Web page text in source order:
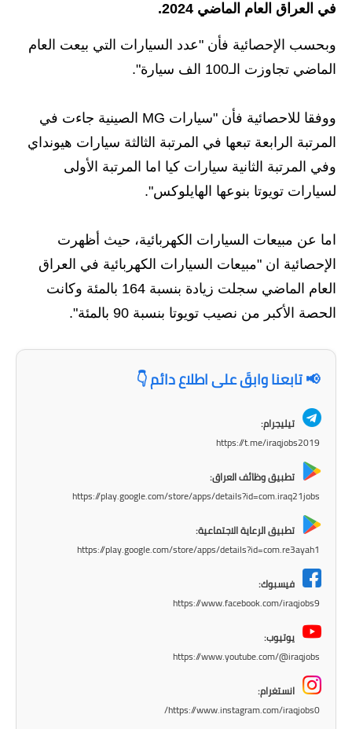
الاخبار الامنية
الاخبار الاقتصادية
المدارس
اخبار وقرارات وزارة التربية
نتائج الامتحانات
المرحلة الابتدائية
المرحلة المتوسطة
المرحلة الاعدادية
المرحلة الابتدائية
المرحلة المتوسطة
في العراق العام الماضي 2024.
وبحسب الإحصائية فأن "عدد السيارات التي بيعت العام
الماضي تجاوزت الـ100 الف سيارة".
ووفقا للاحصائية فأن "سيارات MG الصينية جاءت في
المرتبة الرابعة تبعها في المرتبة الثالثة سيارات هيونداي
وفي المرتبة الثانية سيارات كيا اما المرتبة الأولى
لسيارات تويوتا بنوعها الهايلوكس".
اما عن مبيعات السيارات الكهربائية، حيث أظهرت
الإحصائية ان "مبيعات السيارات الكهربائية في العراق
العام الماضي سجلت زيادة بنسبة 164 بالمئة وكانت
الحصة الأكبر من نصيب تويوتا بنسبة 90 بالمئة".
📢 تابعنا وابقَ على اطلاع دائم 👇
تيليجرام:
https://t.me/iraqjobs2019
تطبيق وظائف العراق:
https://play.google.com/store/apps/details?id=com.iraq21jobs
تطبيق الرعاية الاجتماعية:
https://play.google.com/store/apps/details?id=com.re3ayah1
فيسبوك:
https://www.facebook.com/iraqjobs9
يوتيوب:
https://www.youtube.com/@iraqjobs
انستغرام:
https://www.instagram.com/iraqjobs0/